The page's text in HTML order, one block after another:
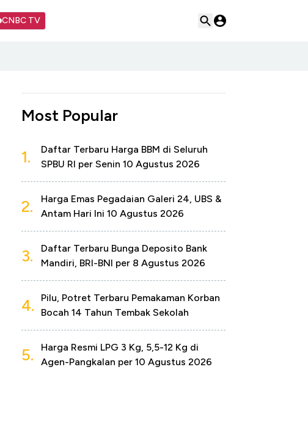
CNBC TV
Most Popular
1.
Daftar Terbaru Harga BBM di Seluruh
SPBU RI per Senin 10 Agustus 2026
2.
Harga Emas Pegadaian Galeri 24, UBS &
Antam Hari Ini 10 Agustus 2026
3.
Daftar Terbaru Bunga Deposito Bank
Mandiri, BRI-BNI per 8 Agustus 2026
4.
Pilu, Potret Terbaru Pemakaman Korban
Bocah 14 Tahun Tembak Sekolah
5.
Harga Resmi LPG 3 Kg, 5,5-12 Kg di
Agen-Pangkalan per 10 Agustus 2026